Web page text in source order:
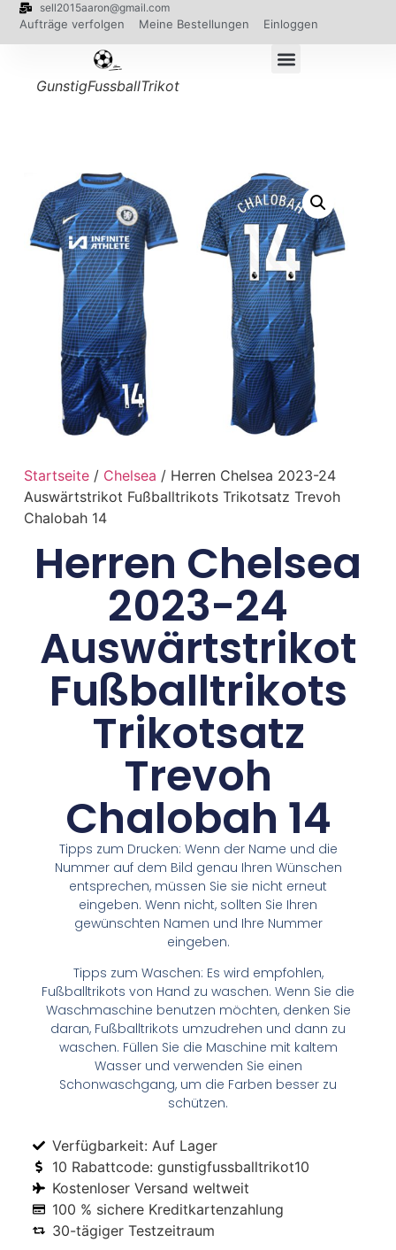
sell2015aaron@gmail.com
Aufträge verfolgen Meine Bestellungen Einloggen
GunstigFussballTrikot
Startseite/ Chelsea / Herren Chelsea 2023-24
Auswärtstrikot Fußballtrikots Trikotsatz Trevoh
Chalobah 14
Herren Chelsea
2023-24
Auswärtstrikot
Fußballtrikots
Trikotsatz
Trevoh
Chalobah 14
Tipps zum Drucken: Wenn der Name und die
Nummer auf dem Bild genau Ihren Wünschen
entsprechen, müssen Sie sie nicht erneut
eingeben. Wenn nicht, sollten Sie Ihren
gewünschten Namen und Ihre Nummer
eingeben.
Tipps zum Waschen: Es wird empfohlen,
Fußballtrikots von Hand zu waschen. Wenn Sie die
Waschmaschine benutzen möchten, denken Sie
daran, Fußballtrikots umzudrehen und dann zu
waschen. Füllen Sie die Maschine mit kaltem
Wasser und verwenden Sie einen
Schonwaschgang, um die Farben besser zu
schützen.
Verfügbarkeit: Auf Lager
10 Rabattcode: gunstigfussballtrikot10
Kostenloser Versand weltweit
100 % sichere Kreditkartenzahlung
30-tägiger Testzeitraum